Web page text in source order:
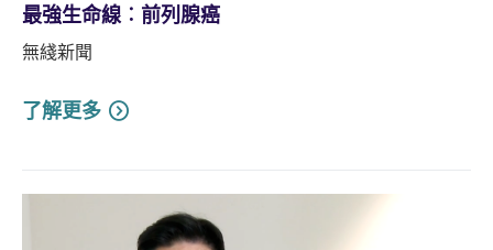
最強生命線︰前列腺癌
無綫新聞
了解更多